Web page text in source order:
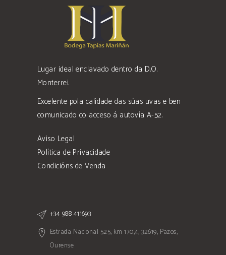
Lugar ideal enclavado dentro da D.O.
Monterrei.
Excelente pola calidade das súas uvas e ben
comunicado co acceso á autovía A-52.
Aviso Legal
Política de Privacidade
Condicións de Venda
+34 988 411693
Estrada Nacional 525, km 170,4, 32619, Pazos,
Ourense